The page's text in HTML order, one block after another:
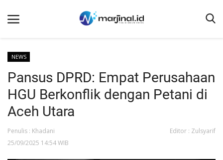
Beranda
NEWS
Redaksi
EDUKASI
NEWS
Pansus DPRD: Empat Perusahaan
HGU Berkonflik dengan Petani di
Aceh Utara
Penulis : Khadani
Editor : Zulsyarif
25/09/2025 14:54 WIB